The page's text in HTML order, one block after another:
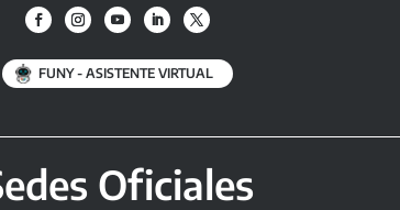
FUNY - ASISTENTE VIRTUAL
Oficiales